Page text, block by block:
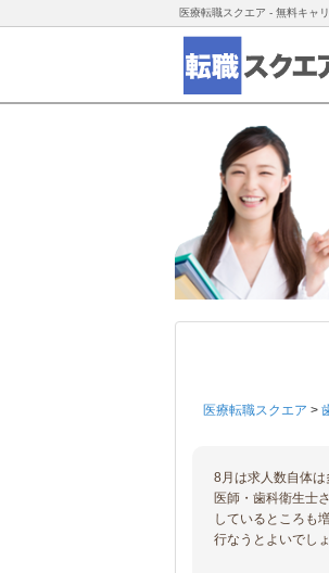
医療転職スクエア - 無料キャ
医療転職スクエア >
8月は求人数自体
医師・歯科衛生士
しているところも
行なうとよいでしょ